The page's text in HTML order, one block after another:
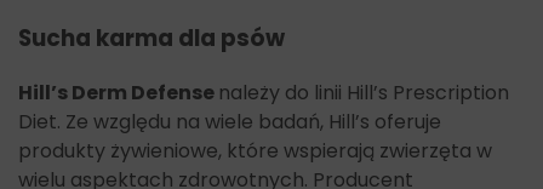
Sucha karma dla psów
Hill’s Derm Defense należy do linii Hill’s Prescription
Diet. Ze względu na wiele badań, Hill’s oferuje
produkty żywieniowe, które wspierają zwierzęta w
wielu aspektach zdrowotnych. Producent